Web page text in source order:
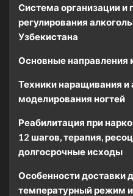
Система организации и
регулирования
Узбекистана
Основные направления
Техники наращивания и
моделирования ногтей
Реабилитация при
12 шагов, терапия,
долгосрочные исходы
Особенности доставки
температурный режим